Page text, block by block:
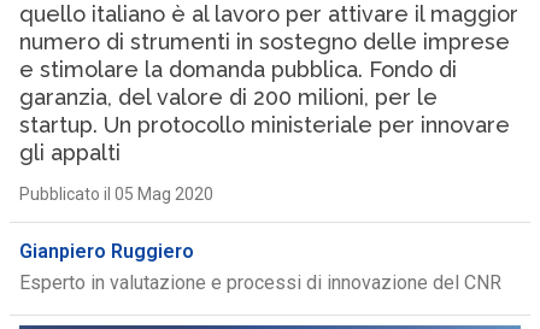
quello italiano è al lavoro per attivare il maggior
numero di strumenti in sostegno delle imprese
e stimolare la domanda pubblica. Fondo di
garanzia, del valore di 200 milioni, per le
startup. Un protocollo ministeriale per innovare
gli appalti
Pubblicato il 05 Mag 2020
Gianpiero Ruggiero
Esperto in valutazione e processi di innovazione del CNR